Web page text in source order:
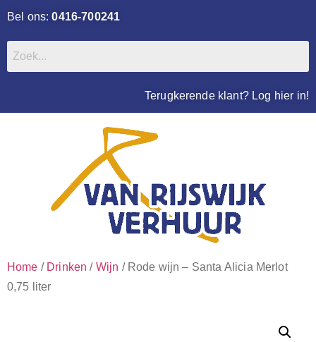
Bel ons:0416-700241
Terugkerende klant? Log hier in!
Home / Drinken / Wijn / Rode wijn – Santa Alicia Merlot
0,75 liter